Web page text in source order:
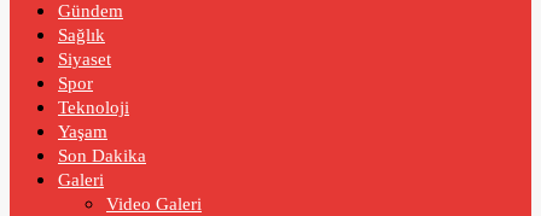
Gündem
Sağlık
Siyaset
Spor
Teknoloji
Yaşam
Son Dakika
Galeri
Video Galeri